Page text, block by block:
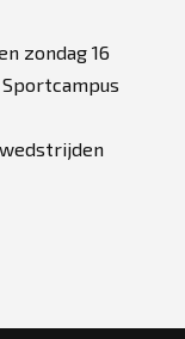
zondag 16